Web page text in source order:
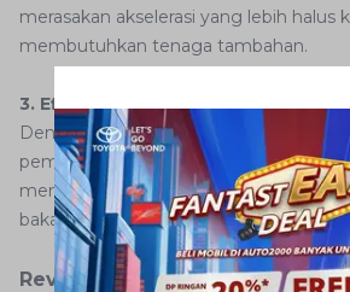
merasakan akselerasi yang lebih halus
membutuhkan tenaga tambahan.
3. Efisiensi Mesin Lebih Optimal
Dengan pengaturan suplai udara yang
pembakaran menjadi lebih efisien.
menghasilkan performa tinggi
bakar yang tetap terkendali.
Review Mesin VNT Toyota